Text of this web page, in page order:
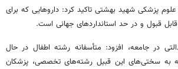
پزشکی شهید بهشتی تاکید کرد: داروهایی که برای
قبول و در حد استانداردهای جهانی است.
در جامعه، افزود: متأسفانه رشته اطفال در حال
به سختی‌های این قبیل رشته‌های تخصصی، پزشکان